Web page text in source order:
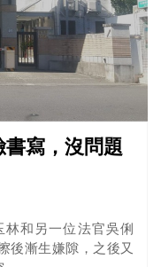
書寫，沒問題
和另一位法官吳俐
後漸生嫌隙，之後又